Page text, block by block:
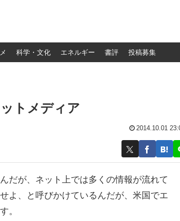
科学・文化 エネルギー 書評 投稿募集
トメディア
2014.10.01
だが、ネット上では多くの情報が流れて
よ、と呼びかけているんだが、米国でエ
。